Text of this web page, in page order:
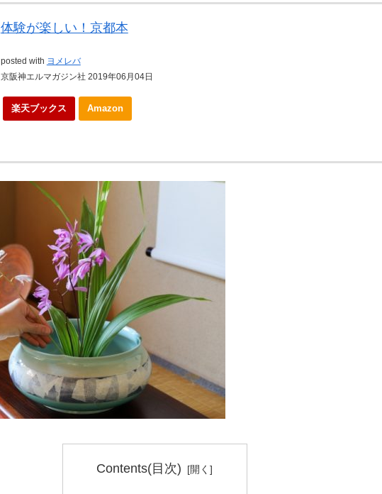
体験が楽しい！京都本
posted with ヨメレバ
京阪神エルマガジン社 2019年06月04日
楽天ブックス Amazon
Contents(目次)